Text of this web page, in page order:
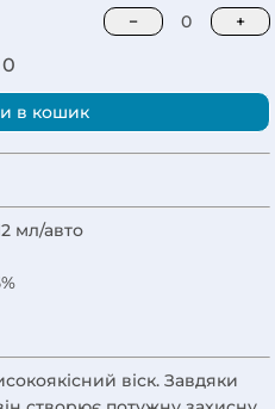
− 0 +
0
в кошик
мл/авто
віск. Завдяки